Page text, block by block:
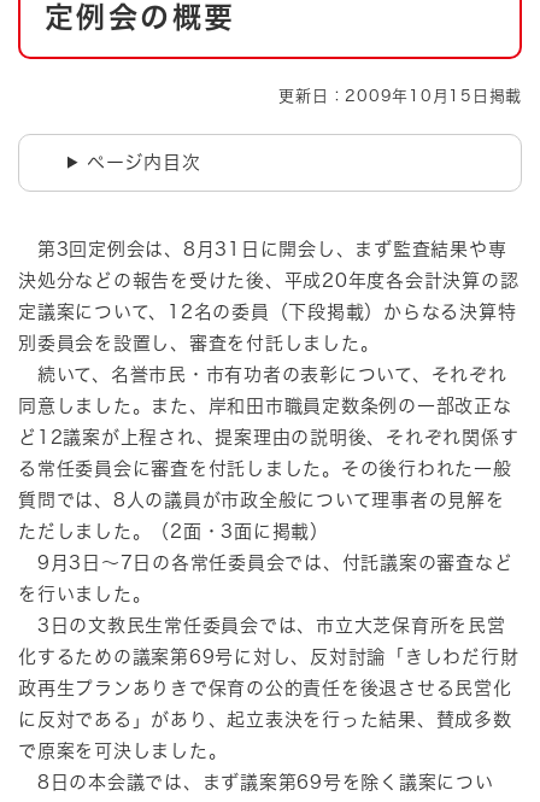
定例会の概要
更新日：2009年10月15日掲載
ページ内目次
第3回定例会は、8月31日に開会し、まず監査結果や専
決処分などの報告を受けた後、平成20年度各会計決算の認
定議案について、12名の委員（下段掲載）からなる決算特
別委員会を設置し、審査を付託しました。
続いて、名誉市民・市有功者の表彰について、それぞれ
同意しました。また、岸和田市職員定数条例の一部改正な
ど12議案が上程され、提案理由の説明後、それぞれ関係す
る常任委員会に審査を付託しました。その後行われた一般
質問では、8人の議員が市政全般について理事者の見解を
ただしました。（2面・3面に掲載）
9月3日～7日の各常任委員会では、付託議案の審査など
を行いました。
3日の文教民生常任委員会では、市立大芝保育所を民営
化するための議案第69号に対し、反対討論「きしわだ行財
政再生プランありきで保育の公的責任を後退させる民営化
に反対である」があり、起立表決を行った結果、賛成多数
で原案を可決しました。
8日の本会議では、まず議案第69号を除く議案につい